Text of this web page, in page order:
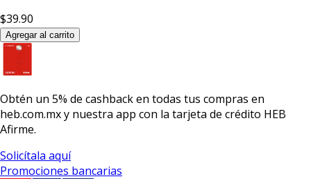
$39.90
Agregar al carrito
Obtén un 5% de cashbacken todas tus compras en
heb.com.mx y nuestra app con la tarjeta de crédito HEB
Afirme.
Solicítala aquí
Promociones bancarias